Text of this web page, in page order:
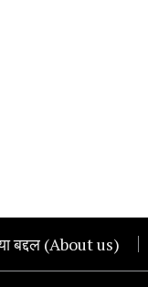
बद्दल (About us)